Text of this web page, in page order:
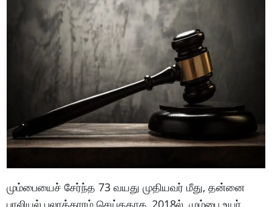
மும்பையைச் சேர்ந்த 73 வயது முதியவர் மீது, தன்னை
பாலியல் பலாத்காரம் செய்ததாக, 2018ல், மும்பை உயர்